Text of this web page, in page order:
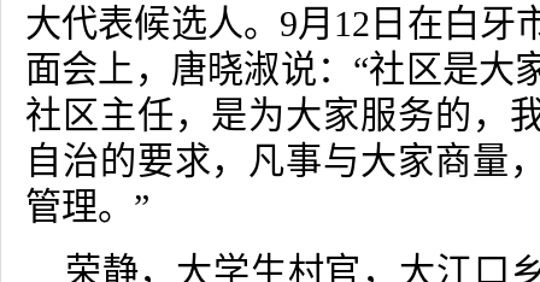
大代表候选人。 9月 12 日在白牙
面会上，唐晓淑说：“社区是大
社区主任，是为大家服务的，
自治的要求，凡事与大家商量
管理。”
荣静，大学生村官，大江口